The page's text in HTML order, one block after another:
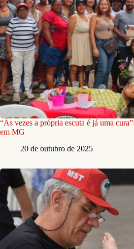
“Às vezes a própria escuta é já uma
em MG
20 de outubro de 2025